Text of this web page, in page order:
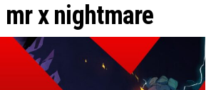
mr x nightmare